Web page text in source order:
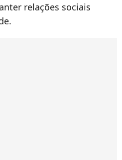
relações sociais